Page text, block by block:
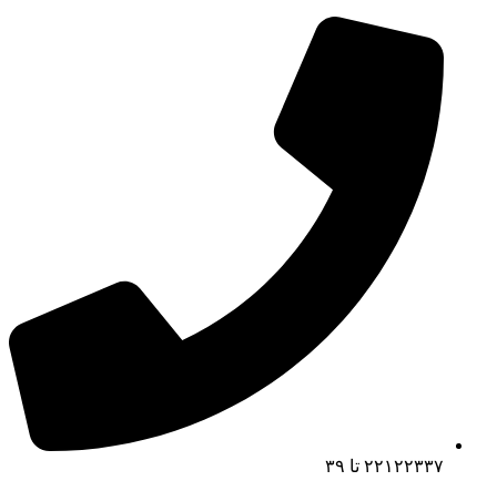
۲۲۱۲۲۳۳۷ تا ۳۹